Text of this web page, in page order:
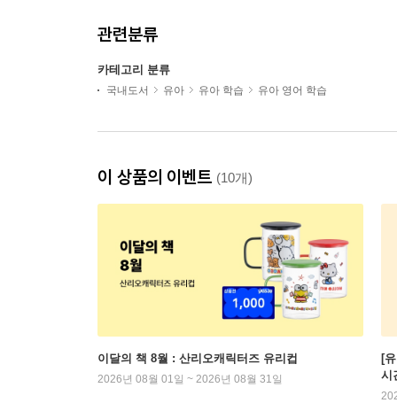
관련분류
카테고리 분류
국내도서 유아 유아 학습 유아 영어 학습
이 상품의 이벤트 (10개)
이달의 책 8월 : 산리오캐릭터즈 유리컵
2026년 08월 01일 ~ 2026년 08월 31일
[
시